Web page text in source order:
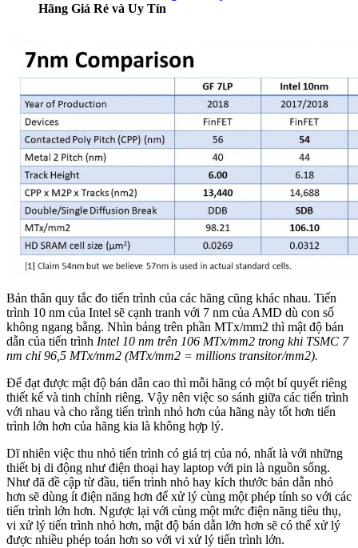
Hãng Giá Rẻ và Uy Tín
Bản thân quy tắc đo tiến trình của các hãng cũng khác nhau. Tiến
trình 10 nm của Intel sẽ cạnh tranh với 7 nm của AMD dù con số
không ngang bằng. Nhìn bảng trên phần MTx/mm2 thì mật độ bán
dẫn của tiến trình Intel 10 nm trên 106 MTx/mm2 trong khi TSMC 7
nm chỉ 96,5 MTx/mm2 (MTx/mm2 = millions transitor/mm2).
Để đạt được mật độ bán dẫn cao thì mỗi hãng có một bí quyết riêng
thiết kế và tinh chỉnh riêng. Vậy nên việc so sánh giữa các tiến trình
với nhau và cho rằng tiến trình nhỏ hơn của hãng này tốt hơn tiến
trình lớn hơn của hãng kia là không hợp lý.
Dĩ nhiên việc thu nhỏ tiến trình có giá trị của nó, nhất là với những
thiết bị di động như điện thoại hay laptop với pin là nguồn sống.
Như đã đề cập từ đầu, tiến trình nhỏ hay kích thước bán dẫn nhỏ
hơn sẽ dùng ít điện năng hơn để xử lý cùng một phép tính so với các
tiến trình lớn hơn. Ngược lại với cùng một mức điện năng tiêu thụ,
vi xử lý tiến trình nhỏ hơn, mật độ bán dẫn lớn hơn sẽ có thể xử lý
được nhiều phép toán hơn so với vi xử lý tiến trình lớn.